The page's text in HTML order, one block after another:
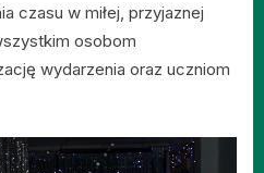
czasu w miłej, przyjaznej
osobom
wydarzenia oraz uczniom